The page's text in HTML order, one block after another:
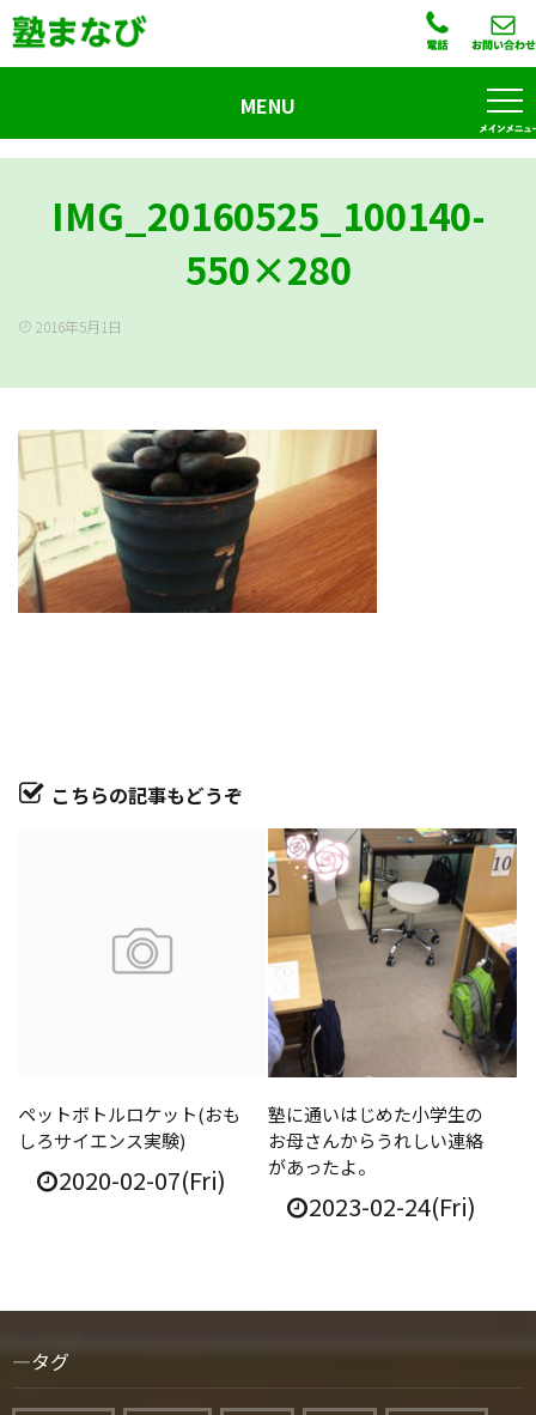
IMG_20160525_100140-
550×280
2016年5月1日
こちらの記事もどうぞ
ペットボトルロケット(おも
しろサイエンス実験)
2020-02-07(Fri)
塾に通いはじめた小学生の
お母さんからうれしい連絡
があったよ。
2023-02-24(Fri)
タグ
MENU